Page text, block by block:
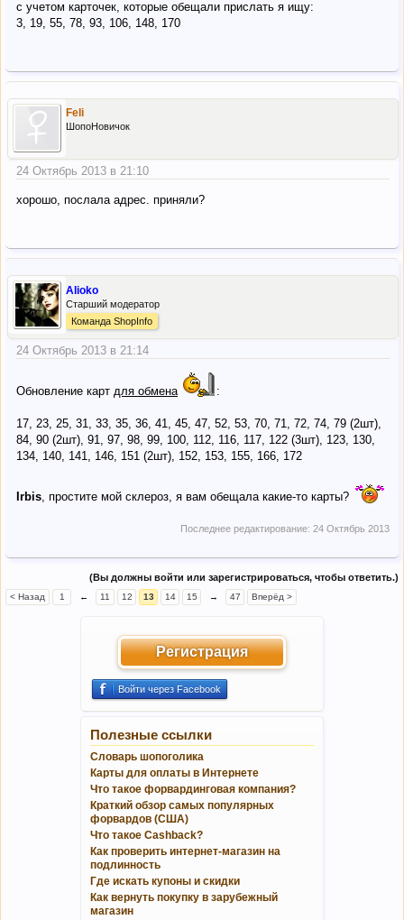
169,172, 174, 176, 178
с учетом карточек, которые обещали прислать я ищу:
3, 19, 55, 78, 93, 106, 148, 170
Feli
ШопоНовичок
24 Октябрь 2013 в 21:10
хорошо, послала адрес. приняли?
Alioko
Старший модератор
Команда ShopInfo
24 Октябрь 2013 в 21:14
Обновление карт для обмена :
17, 23, 25, 31, 33, 35, 36, 41, 45, 47, 52, 53, 70, 71, 72, 74, 79 (2шт),
84, 90 (2шт), 91, 97, 98, 99, 100, 112, 116, 117, 122 (3шт), 123, 130,
134, 140, 141, 146, 151 (2шт), 152, 153, 155, 166, 172
Irbis, простите мой склероз, я вам обещала какие-то карты?
Последнее редактирование: 24 Октябрь 2013
(Вы должны войти или зарегистрироваться, чтобы ответить.)
< Назад 1 ← 11 12 13 14 15 → 47 Вперёд >
Регистрация
Войти через Facebook
Полезные ссылки
Словарь шопоголика
Карты для оплаты в Интернете
Что такое форвардинговая компания?
Краткий обзор самых популярных
форвардов (США)
Что такое Cashback?
Как проверить интернет-магазин на
подлинность
Где искать купоны и скидки
Как вернуть покупку в зарубежный
магазин